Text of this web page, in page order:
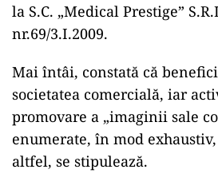
la S.C. „Medical Prestige”
nr.69/3.I.2009.
Mai întâi, constată că
societatea comercială, iar
promovare a „imaginii sale
enumerate, în mod
altfel, se stipulează.